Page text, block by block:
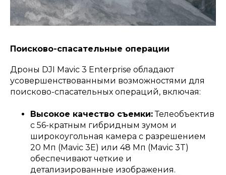
Поисково-спасательные операции
Дроны DJI Mavic 3 Enterprise обладают
усовершенствованными возможностями для
поисково-спасательных операций, включая:
Высокое качество съемки:Телеобъектив
с 56-кратным гибридным зумом и
широкоугольная камера с разрешением
20 Мп (Mavic 3E) или 48 Мп (Mavic 3T)
обеспечивают четкие и
детализированные изображения.